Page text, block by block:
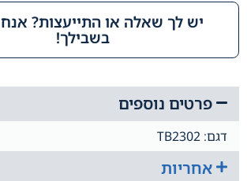
פרטים נוספים
דגם: TB2302
אחריות
יש לך שאלה או התייעצות?
בשבילך!​